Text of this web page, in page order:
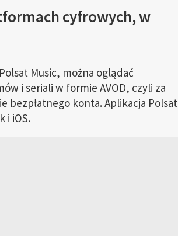
cyfrowych, w
Music, można oglądać
i seriali w formie AVOD, czyli za
bezpłatnego konta. Aplikacja Polsat
i iOS.